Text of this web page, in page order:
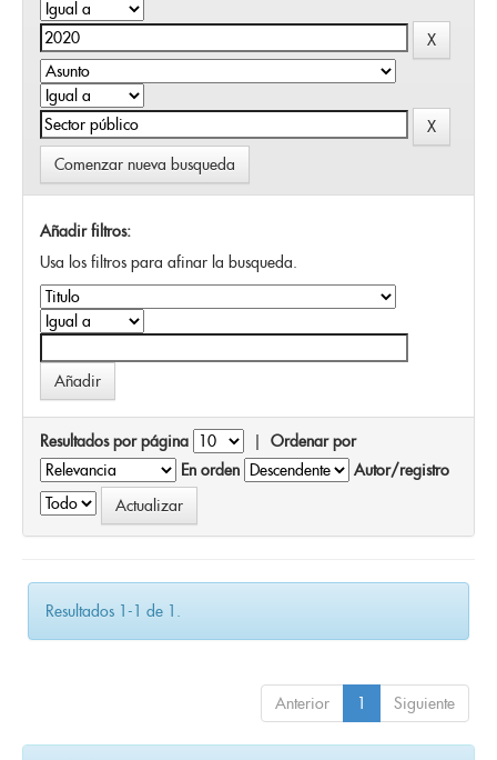
Comenzar nueva busqueda
Añadir filtros:
Usa los filtros para afinar la busqueda.
Resultados por página | Ordenar por
En orden
Autor/registro
Resultados 1-1 de 1.
Anterior 1 Siguiente